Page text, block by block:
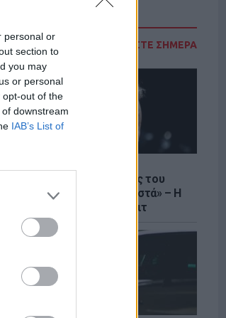
personal or
section to
you may
or personal
opt-out of the
downstream
IAB’s List of
ΔΙΑΒΑΣΤΕ ΣΗΜΕΡΑ
Μπάιντεν: «Ο καρκίνος του
έχει εξαπλωθεί στα οστά» – Η
ο εθισμός και το ντιμπέιτ